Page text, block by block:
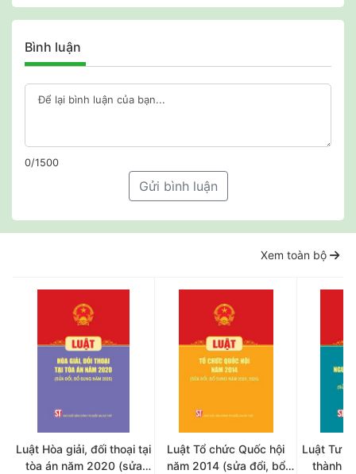
Bình luận
0/1500
Gửi bình luận
Xem toàn bộ
Luật Hòa giải, đối thoại tại
tòa án năm 2020 (sửa
Luật Tổ chức Quốc hội
năm 2014 (sửa đổi, bổ
Luật Tư
thành